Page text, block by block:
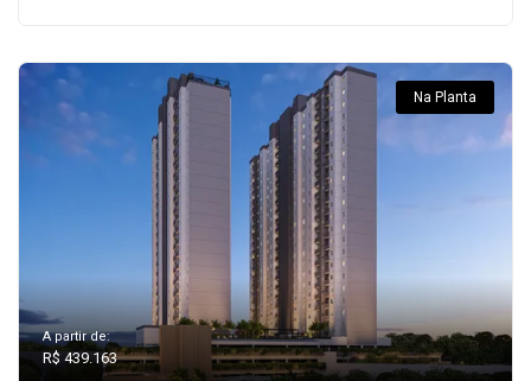
Na Planta
A partir de:
R$ 439.163